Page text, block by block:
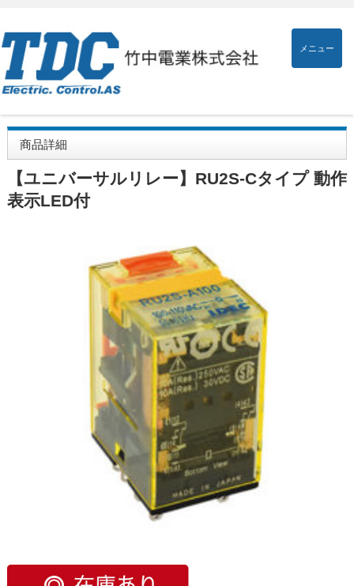
メニュー
商品詳細
【ユニバーサルリレー】RU2S-Cタイプ 動作
表示LED付